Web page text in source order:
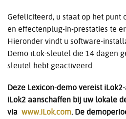
professionals
Case studies
ondersteuning
Gefeliciteerd, u staat op het punt
en effectenplug-in-prestaties te
Hieronder vindt u software-
Demo iLok-sleutel die 14 dagen
sleutel hebt geactiveerd.
Deze Lexicon-demo vereist
iLok2 aanschaffen bij uw lokale
via www.iLok.com. De